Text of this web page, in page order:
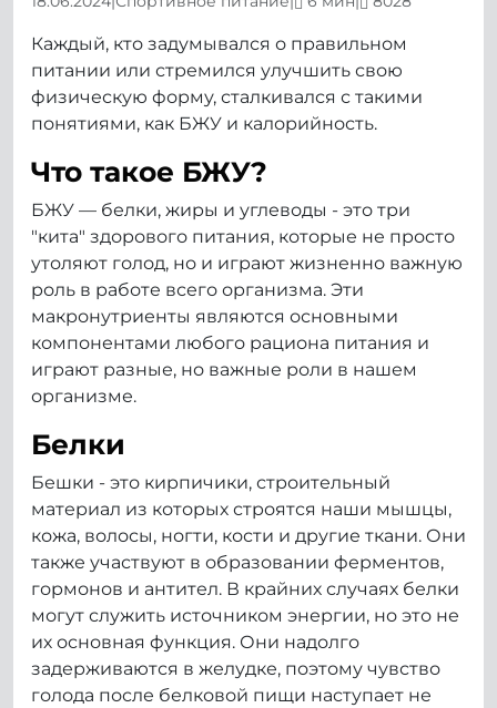
Каждый, кто задумывался о правильном
питании или стремился улучшить свою
физическую форму, сталкивался с такими
понятиями, как БЖУ и калорийность.
Что такое БЖУ?
БЖУ — белки, жиры и углеводы - это три
"кита" здорового питания, которые не просто
утоляют голод, но и играют жизненно важную
роль в работе всего организма. Эти
макронутриенты являются основными
компонентами любого рациона питания и
играют разные, но важные роли в нашем
организме.
Белки
Бешки - это кирпичики, строительный
материал из которых строятся наши мышцы,
кожа, волосы, ногти, кости и другие ткани. Они
также участвуют в образовании ферментов,
гормонов и антител. В крайних случаях белки
могут служить источником энергии, но это не
их основная функция. Они надолго
задерживаются в желудке, поэтому чувство
голода после белковой пищи наступает не